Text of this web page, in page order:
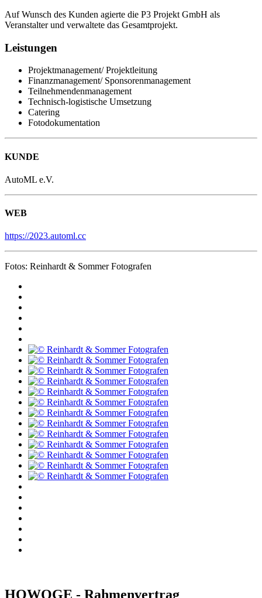
Auf Wunsch des Kunden agierte die P3 Projekt GmbH als
Veranstalter und verwaltete das Gesamtprojekt.
Leistungen
Projektmanagement/ Projektleitung
Finanzmanagement/ Sponsorenmanagement
Teilnehmendenmanagement
Technisch-logistische Umsetzung
Catering
Fotodokumentation
KUNDE
AutoML e.V.
WEB
https://2023.automl.cc
Fotos: Reinhardt & Sommer Fotografen
HOWOGE - Rahmenvertrag